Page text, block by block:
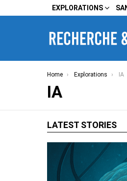
EXPLORATIONS
You are here:
Home Explorations IA
IA
LATEST STORIES